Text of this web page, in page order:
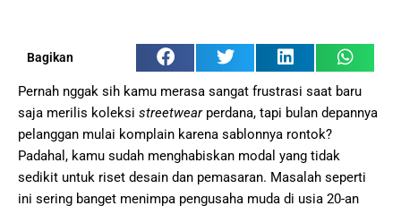
Bagikan
Pernah nggak sih kamu merasa sangat frustrasi saat baru
saja merilis koleksi streetwearperdana, tapi bulan depannya
pelanggan mulai komplain karena sablonnya rontok?
Padahal, kamu sudah menghabiskan modal yang tidak
sedikit untuk riset desain dan pemasaran. Masalah seperti
ini sering banget menimpa pengusaha muda di usia 20-an